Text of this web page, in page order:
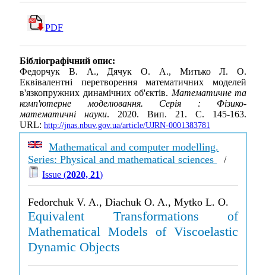
PDF
Бібліографічний опис:
Федорчук В. А., Дячук О. А., Митько Л. О.
Еквівалентні перетворення математичних моделей
в'язкопружних динамічних об'єктів. Математичне та
комп'ютерне моделювання. Серія : Фізико-
математичні науки. 2020. Вип. 21. С. 145-163.
URL: http://jnas.nbuv.gov.ua/article/UJRN-0001383781
Mathematical and computer modelling.
Series: Physical and mathematical sciences
/
Issue (2020, 21)
Fedorchuk V. A., Diachuk O. A., Mytko L. O.
Equivalent Transformations of
Mathematical Models of Viscoelastic
Dynamic Objects